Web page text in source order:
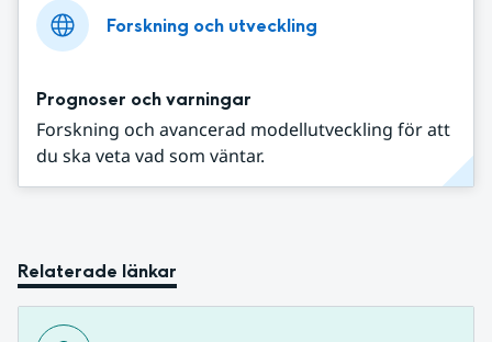
Forskning och utveckling
Prognoser och varningar
Forskning och avancerad modellutveckling för att
du ska veta vad som väntar.
Relaterade länkar